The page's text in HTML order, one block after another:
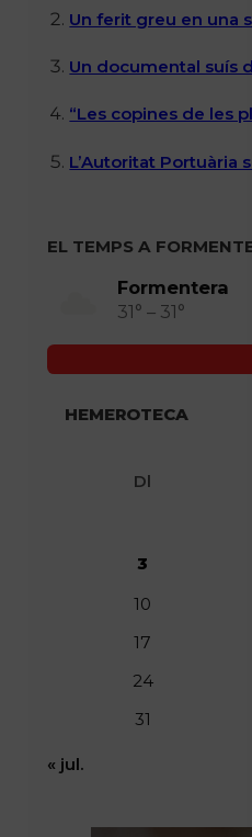
Un ferit greu en una
Un documental suís
“Les copines de les
L’Autoritat Portuària
EL TEMPS A
Formentera
31° – 31°
HEMEROTECA
Dl
3
10
17
24
31
« jul.